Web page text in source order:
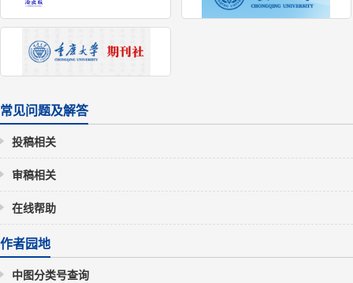
常见问题及解答
投稿相关
审稿相关
在线帮助
作者园地
中图分类号查询